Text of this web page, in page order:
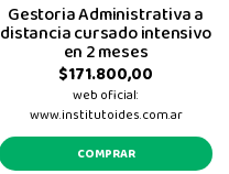
Gestoria Administrativa a
distancia cursado intensivo
en 2 meses
$171.800,00
web oficial:
www.institutoides.com.ar
COMPRAR